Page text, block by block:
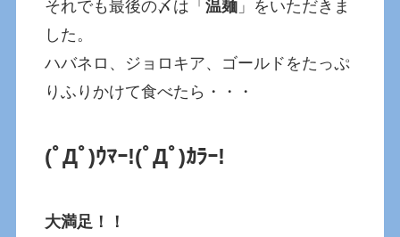
それでも最後の〆は「温麺 」をいただきま
した。
ハバネロ、ジョロキア、ゴールドをたっぷ
りふりかけて食べたら・・・
(ﾟДﾟ)ｳﾏｰ!(ﾟДﾟ)ｶﾗｰ!
大満足！！